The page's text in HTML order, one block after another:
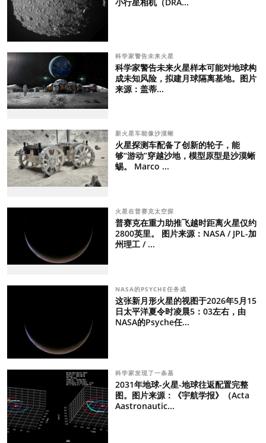
小行星相机（DRA...
科学家警告未来火星
科学家警告未来火星样本可能对地球构
成未知风险，拟建月球隔离基地。图片
来源：盖蒂...
新火星车能像沙漠蜥
火星探测车配备了创新的轮子，能
够“游动”穿越沙地，模型原型是沙漠蜥
蜴。 Marco ...
火星在普赛克太空探
普赛克在重力助推飞越时距离火星仅约
2800英里。 图片来源：NASA / JPL-加
州理工 / ...
NASA的PSYCHE任务成
这张新月形火星的视图于2026年5月15
日太平洋夏令时凌晨5：03左右，由
NASA的Psyche任...
科学家发现了一条基
2031年地球-火星-地球往返配置完整
图。图片来源：《宇航学报》（Acta
Aastronautic...